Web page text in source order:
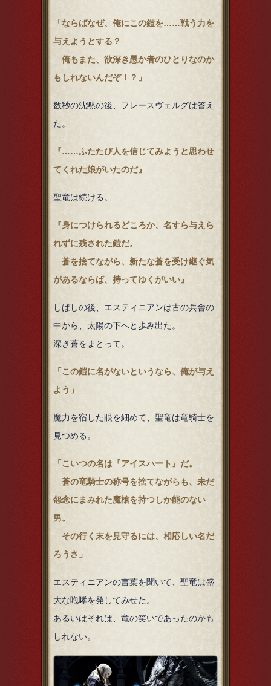
「ならばなぜ、俺にこの鎧を……戦う力を
与えようとする？
俺もまた、欲深き愚か者のひとりなのか
もしれないんだぞ！？」
数秒の沈黙の後、フレースヴェルグは答え
た。
『……ふたたび人を信じてみようと思わせ
てくれた娘がいたのだ』
聖竜は続ける。
『身につけられるどころか、名すら与えら
れずに残された鎧だ。
蒼を捨てながら、新たな蒼を受け継ぐ気
があるならば、持ってゆくがいい』
しばしの後、エスティニアンは古の兵舎の
中から、太陽の下へと歩み出た。
深き蒼をまとって。
「この鎧に名がないというなら、俺が与え
よう」
魔力を宿した眼を細めて、聖竜は竜騎士を
見つめる。
「こいつの名は『アイスハート』だ。
蒼の竜騎士の称号を捨てながらも、未だ
怨念にまみれた魔槍を持つしか能のない
男。
その行く末を見守るには、相応しい名だ
ろうさ」
エスティニアンの言葉を聞いて、聖竜は盛
大な咆哮を発してみせた。
あるいはそれは、竜の笑いであったのかも
しれない。